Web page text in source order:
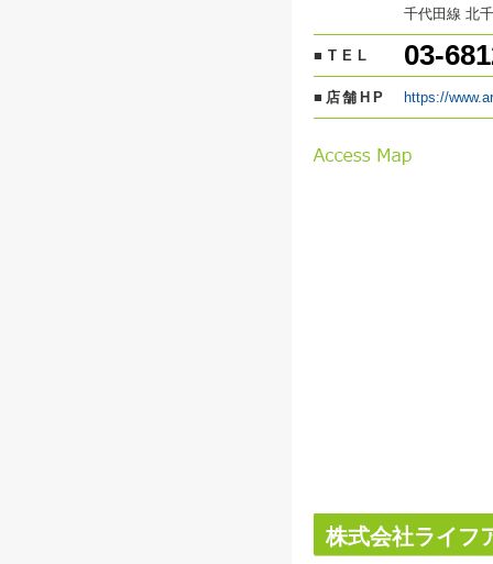
千代田線 北
■TEL 03-
■店舗HP https://
株式会社ライフ